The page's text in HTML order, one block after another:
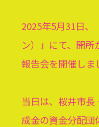
2025年5月31日、
ン）」にて、開
報告会を開催しま
当日は、桜井市
成金の資金分配団